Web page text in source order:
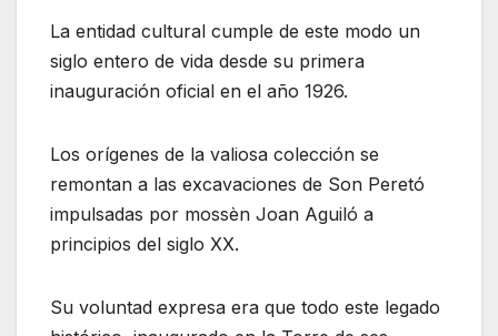
La entidad cultural cumple de este modo un
siglo entero de vida desde su primera
inauguración oficial en el año 1926.
Los orígenes de la valiosa colección se
remontan a las excavaciones de Son Peretó
impulsadas por mossèn Joan Aguiló a
principios del siglo XX.
Su voluntad expresa era que todo este legado